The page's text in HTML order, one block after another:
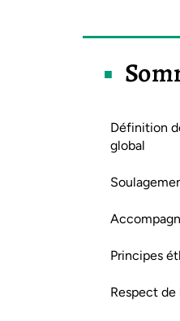
Définition
global
Principes
Respect